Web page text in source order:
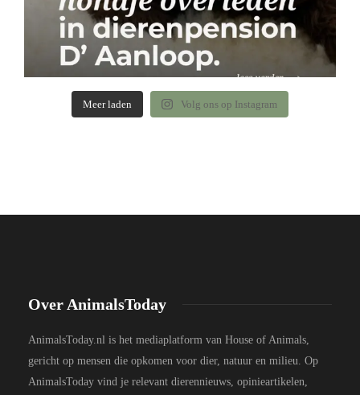
Meer laden Volg ons op Instagram
Over AnimalsToday
AnimalsToday.nl is het mediaplatform van House of Animals,
gericht op mensen die opkomen voor dier, natuur en milieu. Op
AnimalsToday vind je relevant dierennieuws, opinieartikelen,